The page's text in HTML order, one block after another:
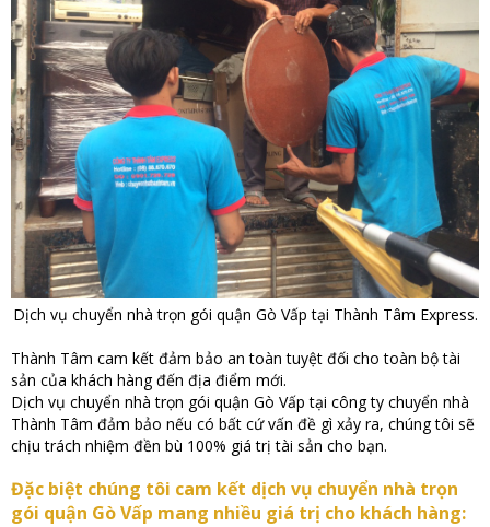
Dịch vụ chuyển nhà trọn gói quận Gò Vấp tại Thành Tâm Express.
Thành Tâm cam kết đảm bảo an toàn tuyệt đối cho toàn bộ tài
sản của khách hàng đến địa điểm mới.
Dịch vụ chuyển nhà trọn gói quận Gò Vấp tại công ty chuyển nhà
Thành Tâm đảm bảo nếu có bất cứ vấn đề gì xảy ra, chúng tôi sẽ
chịu trách nhiệm đền bù 100% giá trị tài sản cho bạn.
Đặc biệt chúng tôi cam kết dịch vụ chuyển nhà trọn
gói quận Gò Vấp mang nhiều giá trị cho khách hàng: